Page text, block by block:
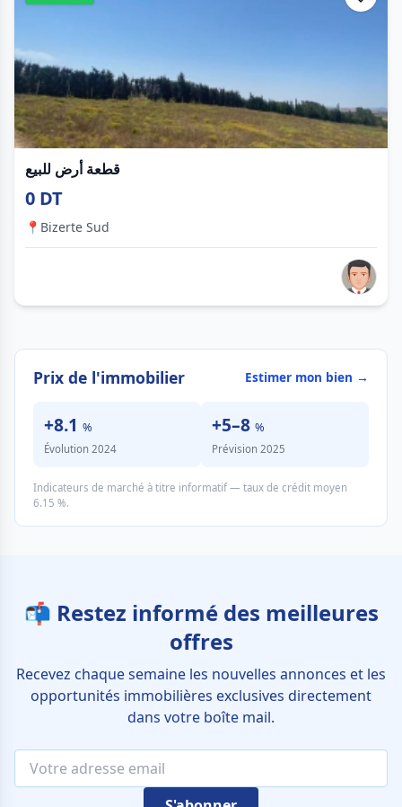
قطعة أرض للبيع
0 DT
📍 Bizerte Sud
Prix de l'immobilier Estimer mon bien →
+8.1 %
Évolution 2024
+5–8 %
Prévision 2025
Indicateurs de marché à titre informatif — taux de crédit moyen
6.15 %.
📬 Restez informé des meilleures
offres
Recevez chaque semaine les nouvelles annonces et les
opportunités immobilières exclusives directement
dans votre boîte mail.